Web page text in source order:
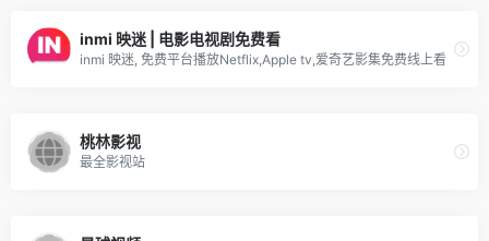
inmi 映迷 | 电影电视剧免费看
inmi 映迷, 免费平台播放Netflix,Apple tv,爱奇艺影集免费线上看
桃林影视
最全影视站